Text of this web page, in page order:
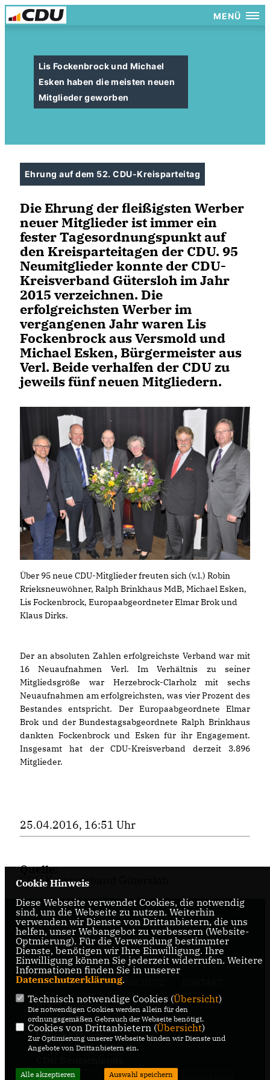
MENÜ
Lis Fockenbrock und Michael
Esken haben die meisten neuen
Mitglieder geworben
Ehrung auf dem 52. CDU-Kreisparteitag
Die Ehrung der fleißigsten Werber
neuer Mitglieder ist immer ein
fester Tagesordnungspunkt auf
den Kreisparteitagen der CDU. 95
Neumitglieder konnte der CDU-
Kreisverband Gütersloh im Jahr
2015 verzeichnen. Die
erfolgreichsten Werber im
vergangenen Jahr waren Lis
Fockenbrock aus Versmold und
Michael Esken, Bürgermeister aus
Verl. Beide verhalfen der CDU zu
jeweils fünf neuen Mitgliedern.
Über 95 neue CDU-Mitglie­der freuten sich (v.l.) Robin
Rrieksneuwöhner, Ralph Brinkhaus MdB, Michael Esken,
Lis Fockenbrock, Europaabgeordneter Elmar Brok und
Klaus Dirks.
Der an absoluten Zahlen erfolgreichste Verband war mit
16 Neuaufnahmen Verl. Im Verhältnis zu seiner
Mitgliedsgröße war Herzebrock-Clarholz mit sechs
Neuaufnahmen am erfolgreichsten, was vier Prozent des
Bestandes entspricht. Der Europaabgeordnete Elmar
Brok und der Bundestagsabgeordnete Ralph Brinkhaus
dankten Fockenbrock und Esken für ihr Engagement.
Insgesamt hat der CDU-Kreisverband derzeit 3.896
Mitglieder.
25.04.2016, 16:51 Uhr
Quelle:
CDU Kreisverband Gütersloh
Herzlich Willkommen auf der Internetseite des
Gemeindeverband Steinhagen
IMPRESSUM DATENSCHUTZ
CDU Gütersloh
CDU NRW
@2026 CDU Realisation: Sharkness Media
Cookie Hinweis
Diese Webseite verwendet Cookies, die notwendig
sind, um die Webseite zu nutzen. Weiterhin
verwenden wir Dienste von Drittanbietern, die uns
helfen, unser Webangebot zu verbessern (Website-
Optmierung). Für die Verwendung bestimmter
Dienste, benötigen wir Ihre Einwilligung. Ihre
Einwilligung können Sie jederzeit widerrufen. Weitere
Informationen finden Sie in unserer
Datenschutzerklärung.
Technisch notwendige Cookies (Übersicht)
Die notwendigen Cookies werden allein für den
ordnungsgemäßen Gebrauch der Webseite benötigt.
Cookies von Drittanbietern (Übersicht)
Zur Optimierung unserer Webseite binden wir Dienste und
Angebote von Drittanbietern ein.
Alle akzeptieren Auswahl speichern